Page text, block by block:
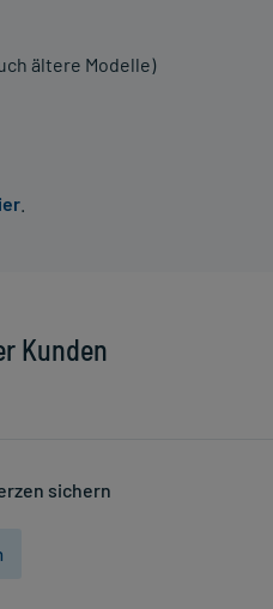
ältere Modelle)
Kunden
sichern